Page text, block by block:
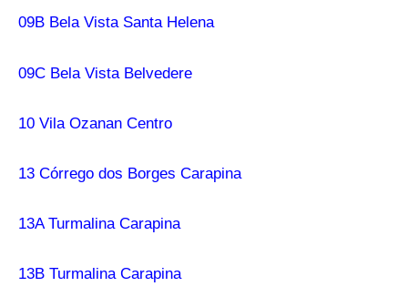
09B Bela Vista Santa Helena
09C Bela Vista Belvedere
10 Vila Ozanan Centro
13 Córrego dos Borges Carapina
13A Turmalina Carapina
13B Turmalina Carapina